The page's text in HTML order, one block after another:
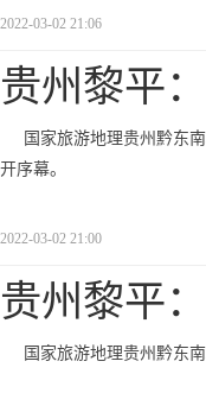
2022-03-02 21:06
贵州黎平
国家旅游地理贵州黔东
开序幕。
2022-03-02 21:00
贵州黎平
国家旅游地理贵州黔东